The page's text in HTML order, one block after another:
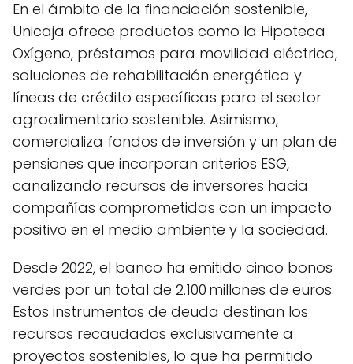
En el ámbito de la financiación sostenible,
Unicaja ofrece productos como la Hipoteca
Oxígeno, préstamos para movilidad eléctrica,
soluciones de rehabilitación energética y
líneas de crédito específicas para el sector
agroalimentario sostenible. Asimismo,
comercializa fondos de inversión y un plan de
pensiones que incorporan criterios ESG,
canalizando recursos de inversores hacia
compañías comprometidas con un impacto
positivo en el medio ambiente y la sociedad.
Desde 2022, el banco ha emitido cinco bonos
verdes por un total de 2.100 millones de euros.
Estos instrumentos de deuda destinan los
recursos recaudados exclusivamente a
proyectos sostenibles, lo que ha permitido